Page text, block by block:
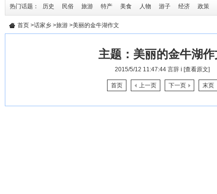
热门话题： 历史 民俗 旅游 特产 美食 人物 游子 经济 政策
首页 >话家乡 >旅游 >美丽的金牛湖作文
主题： 美丽的金牛湖
2015/5/12 11:47:44 言辞 i [查看原文]
首页 上一页 下一页 末页